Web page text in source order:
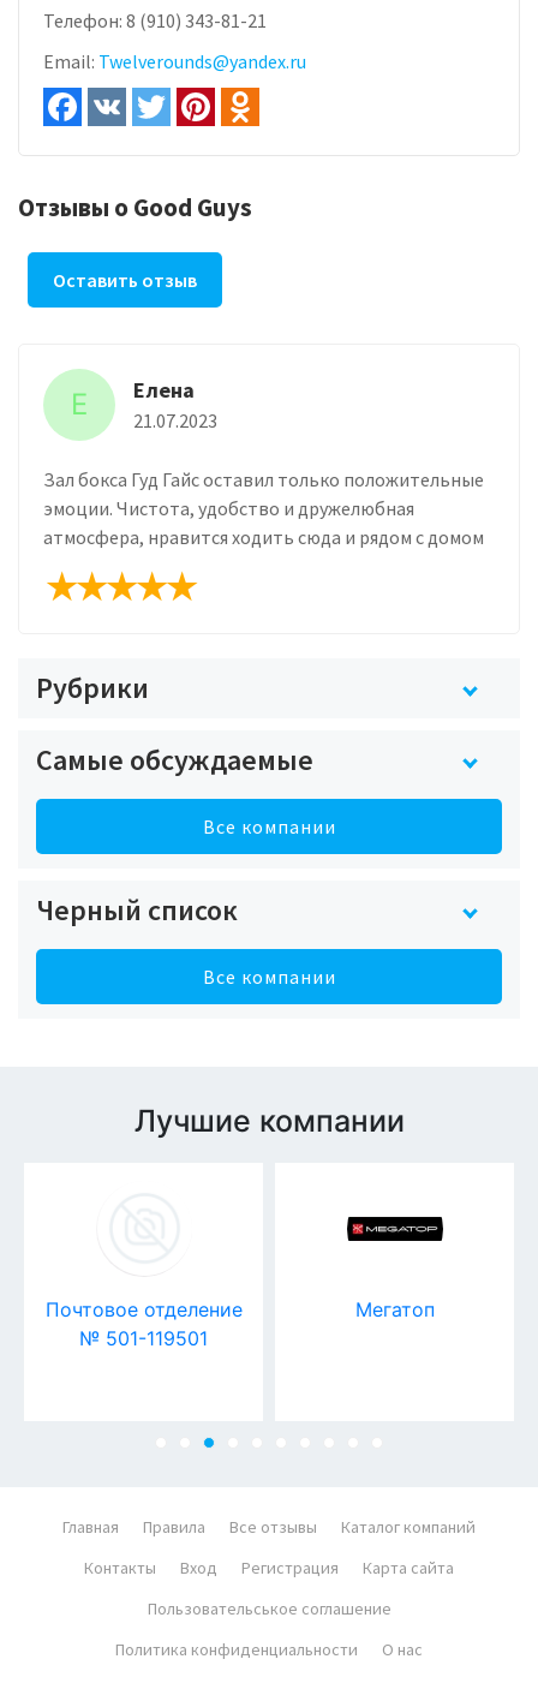
Телефон: 8 (910) 343-81-21
Email: Twelverounds@yandex.ru
Отзывы о Good Guys
Оставить отзыв
Е Елена
21.07.2023
Зал бокса Гуд Гайс оставил только положительные
эмоции. Чистота, удобство и дружелюбная
атмосфера, нравится ходить сюда и рядом с домом
Рубрики
Самые обсуждаемые
Все компании
Черный список
Все компании
Лучшие компании
Почтовое отделение
№ 501-119501
Мегатоп
Главная Правила Все отзывы
Каталог компаний
Контакты
Вход Регистрация
Карта сайта
Пользовательськое соглашение
Политика конфиденциальности
О нас